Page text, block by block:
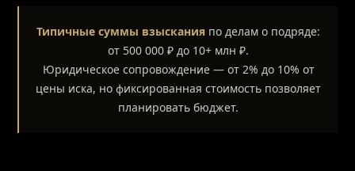
Типичные суммы взыскания по делам о подряде:
от 500 000 ₽ до 10+ млн ₽.
Юридическое сопровождение — от 2% до 10% от
цены иска, но фиксированная стоимость позволяет
планировать бюджет.